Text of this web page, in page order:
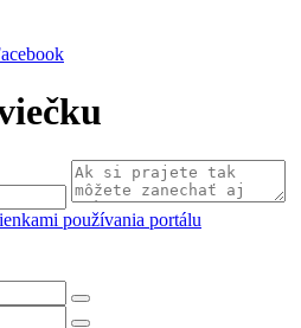
používania portálu